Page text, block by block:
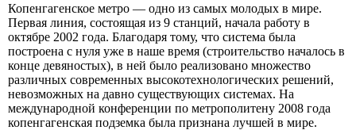
Копенгагенское метро — одно из самых молодых в мире.
Первая линия, состоящая из 9 станций, начала работу в
октябре 2002 года. Благодаря тому, что система была
построена с нуля уже в наше время (строительство началось в
конце девяностых), в ней было реализовано множество
различных современных высокотехнологических решений,
невозможных на давно существующих системах. На
международной конференции по метрополитену 2008 года
копенгагенская подземка была признана лучшей в мире.